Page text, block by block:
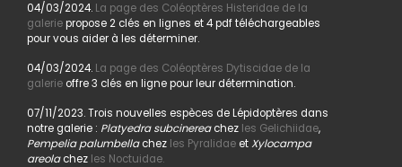
04/03/2024. La page des Coléoptères Histeridae de la
galeriepropose 2 clés en lignes et 4 pdf téléchargeables
pour vous aider à les déterminer.
04/03/2024. La page des Coléoptères Dytiscidae de la
galerieoffre 3 clés en ligne pour leur détermination.
07/11/2023. Trois nouvelles espèces de Lépidoptères dans
notre galerie : Platyedra subcinereachez les Gelichiidae,
Pempelia palumbellachez les PyralidaeetXylocampa
areolachez les Noctuidae.